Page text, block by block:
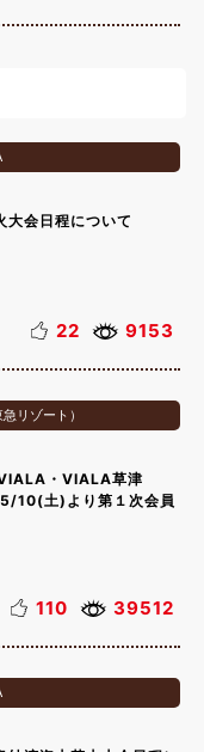
会日程について
22 9153
リゾート）
VIALA・VIALA草津
土)より第１次会員
110 39512